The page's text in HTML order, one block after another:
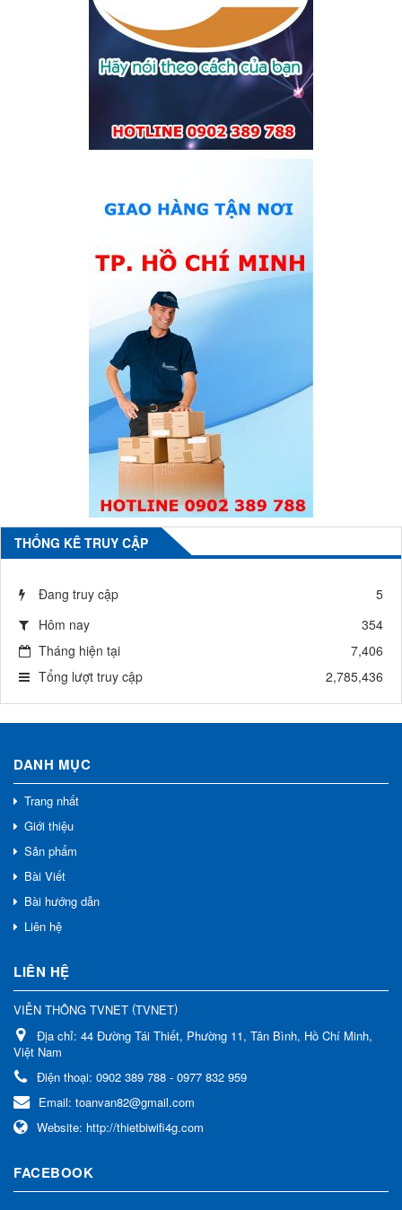
THỐNG KÊ TRUY CẬP
Đang truy cập
5
Hôm nay
354
Tháng hiện tại
7,406
Tổng lượt truy cập
2,785,436
DANH MỤC
Trang nhất
Giới thiệu
Sản phẩm
Bài Viết
Bài hướng dẫn
Liên hệ
LIÊN HỆ
VIỄN THÔNG TVNET (TVNET)
Địa chỉ: 44 Đường Tái Thiết, Phường 11, Tân Bình, Hồ Chí Minh,
Việt Nam
Điện thoại: 0902 389 788 - 0977 832 959
Email: toanvan82@gmail.com
Website: http://thietbiwifi4g.com
FACEBOOK